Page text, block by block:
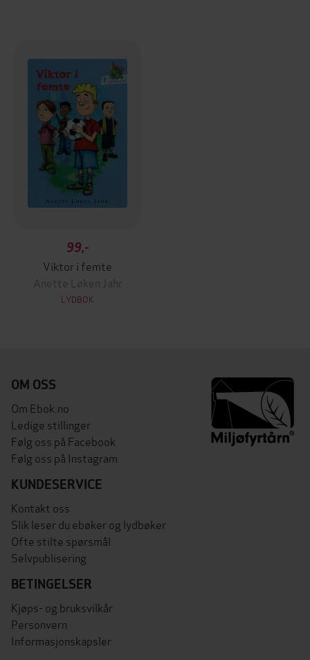
99,-
Viktor i femte
Anette Løken Jahr
LYDBOK
OM OSS
Om Ebok.no
Ledige stillinger
Følg oss på Facebook
Følg oss på Instagram
KUNDESERVICE
Kontakt oss
Slik leser du ebøker og lydbøker
Ofte stilte spørsmål
Selvpublisering
BETINGELSER
Kjøps- og bruksvilkår
Personvern
Informasjonskapsler